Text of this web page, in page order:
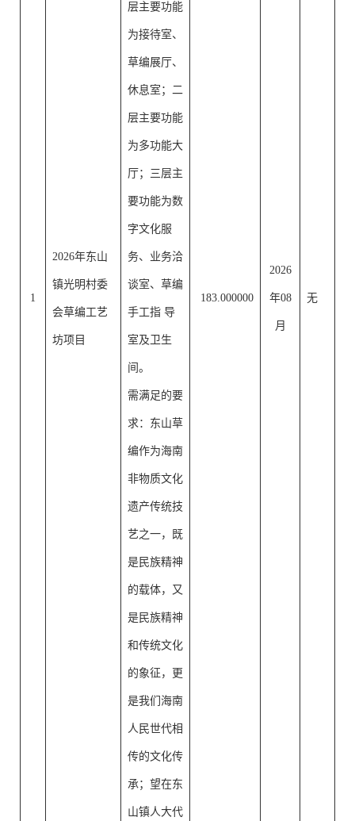
1
2026年东山
镇光明村委
会草编工艺
坊项目
层主要功能
为接待室、
草编展厅、
休息室；二
层主要功能
为多功能大
厅；三层主
要功能为数
字文化服
务、业务洽
谈室、草编
手工指 导
室及卫生
间。
需满足的要
求：东山草
编作为海南
非物质文化
遗产传统技
艺之一，既
是民族精神
的载体，又
是民族精神
和传统文化
的象征，更
是我们海南
人民世代相
传的文化传
承；望在东
山镇人大代
183.000000
2026
年08
月
无